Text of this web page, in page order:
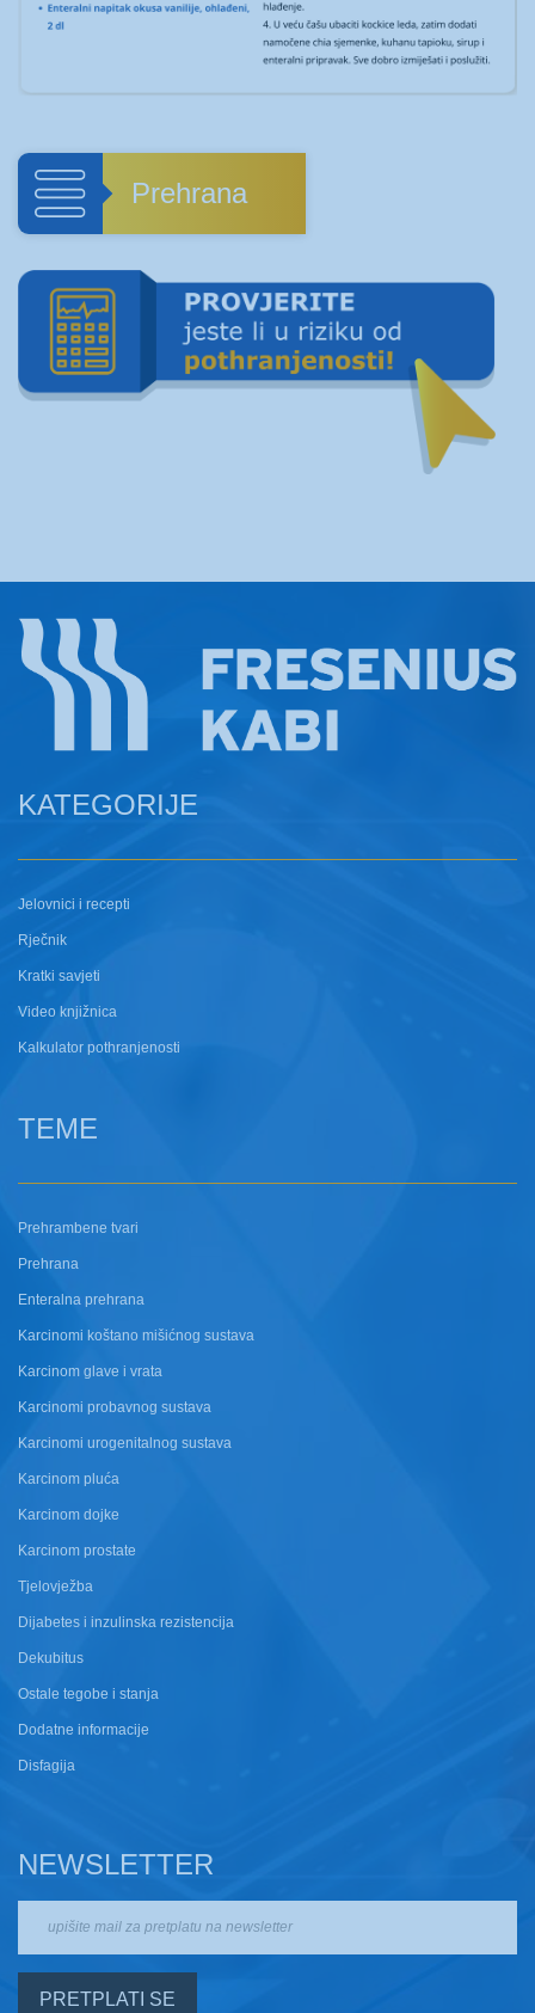
Prehrana
KATEGORIJE
Jelovnici i recepti
Rječnik
Kratki savjeti
Video knjižnica
Kalkulator pothranjenosti
TEME
Prehrambene tvari
Prehrana
Enteralna prehrana
Karcinomi koštano mišićnog sustava
Karcinom glave i vrata
Karcinomi probavnog sustava
Karcinomi urogenitalnog sustava
Karcinom pluća
Karcinom dojke
Karcinom prostate
Tjelovježba
Dijabetes i inzulinska rezistencija
Dekubitus
Ostale tegobe i stanja
Dodatne informacije
Disfagija
NEWSLETTER
PRETPLATI SE